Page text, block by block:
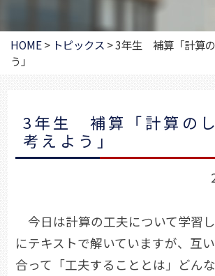
HOME> トピックス >3年生 補算「計算
う」
3年生 補算「計算の
考えよう」
今日は計算の工夫について学習
にテキストで解いていますが、互
合って「工夫することとは」どん